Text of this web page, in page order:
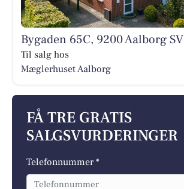
Bygaden 65C, 9200 Aalborg SV
Til salg hos
Mæglerhuset Aalborg
FÅ TRE GRATIS
SALGSVURDERINGER
Telefonnummer *